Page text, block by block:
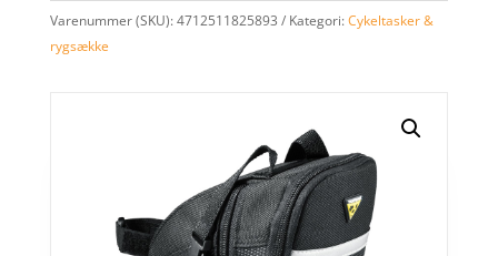
Varenummer (SKU):4712511825893 Kategori:Cykeltasker &
rygsække